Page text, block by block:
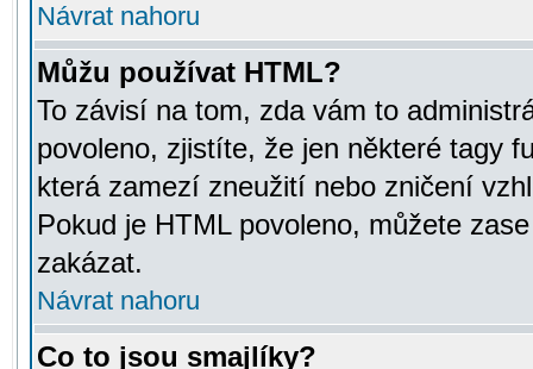
Návrat nahoru
Můžu používat HTML?
To závisí na tom, zda vám to
povoleno, zjistíte, že jen některé tagy
která zamezí zneužití nebo zničení
Pokud je HTML povoleno, můžete
zakázat.
Návrat nahoru
Co to jsou smajlíky?